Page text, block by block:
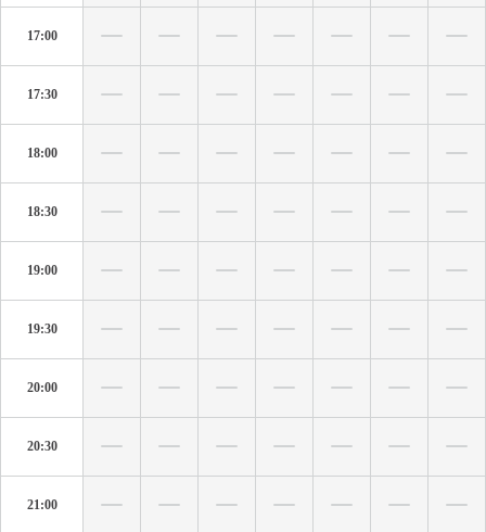
17:00
17:30
18:00
18:30
19:00
19:30
20:00
20:30
21:00